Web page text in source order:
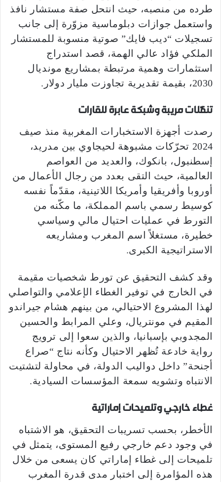
طرده من منصبه، حيث انتحل صفة مستشار نافذ
واستعمل جوازات دبلوماسية مزوّرة إلى جانب
تسجيلات “ديب فايك” صوتية منسوبة للمستشار
الملكي فؤاد عالي الهمة، قصد استدراج
استثمارات وهمية مرتبطة بمشاريع مونديال
2030، بقيمة تقديرية تجاوزت مليار دولار.
تنقّلات مريبة وشبكة عابرة للقارات
رصدت أجهزة الاستخبارات المغربية منذ صيف
2024 تحرّكات مشبوهة لحيجاوي بين مدريد،
إسطنبول، بانكوك، والعديد من العواصم
العالمية، حيث التقى بعدد من رجال الأعمال من
أوروبا وأفريقيا وأمريكا اللاتينية، مقدّماً نفسه
كوسيط رسمي باسم المملكة، ما مكّنه من
التورط في عمليات احتيال مالي وسياسي
خطيرة، مستغلاً اسم المغرب ومشاريعه
الاستراتيجية الكبرى.
وقد كشف التحقيق عن تورط شخصيات مقيمة
في الخارج في توفير الغطاء الإعلامي والتواصلي
لهذا المشروع الاحتيالي، من بينهم هشام جيراندو
المقيم في مونتريال، وعلي المرابط والحسين
المجدوبي بإسبانيا، والذين سعوا إلى ترويج
رواية خادعة تُظهر الاحتيال وكأنه نتاج “صراع
أجنحة” داخل دواليب الدولة، في محاولة لتشتيت
الانتباه وتشويه سمعة المؤسسات السيادية.
غطاء خارجي وتلميحات إماراتية
الأخطر، بحسب تسريبات التحقيق، هو الاشتباه
في وجود دعم خارجي رفيع المستوى، يتمثل في
تلميحات إلى غطاء إماراتي كان يسعى من خلال
هذه المؤامرة إلى اختبار مدى قدرة المغرب